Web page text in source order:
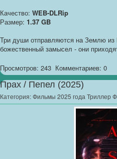
Качество: WEB-DLRip
Размер: 1.37 GB
Три души отправляются на Землю
божественный замысел - они
Просмотров: 243 Комментариев: 0
Прах / Пепел (2025)
Категория:Фильмы 2025 года Триллер